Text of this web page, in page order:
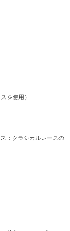
を使用）
：クラシカルレースの